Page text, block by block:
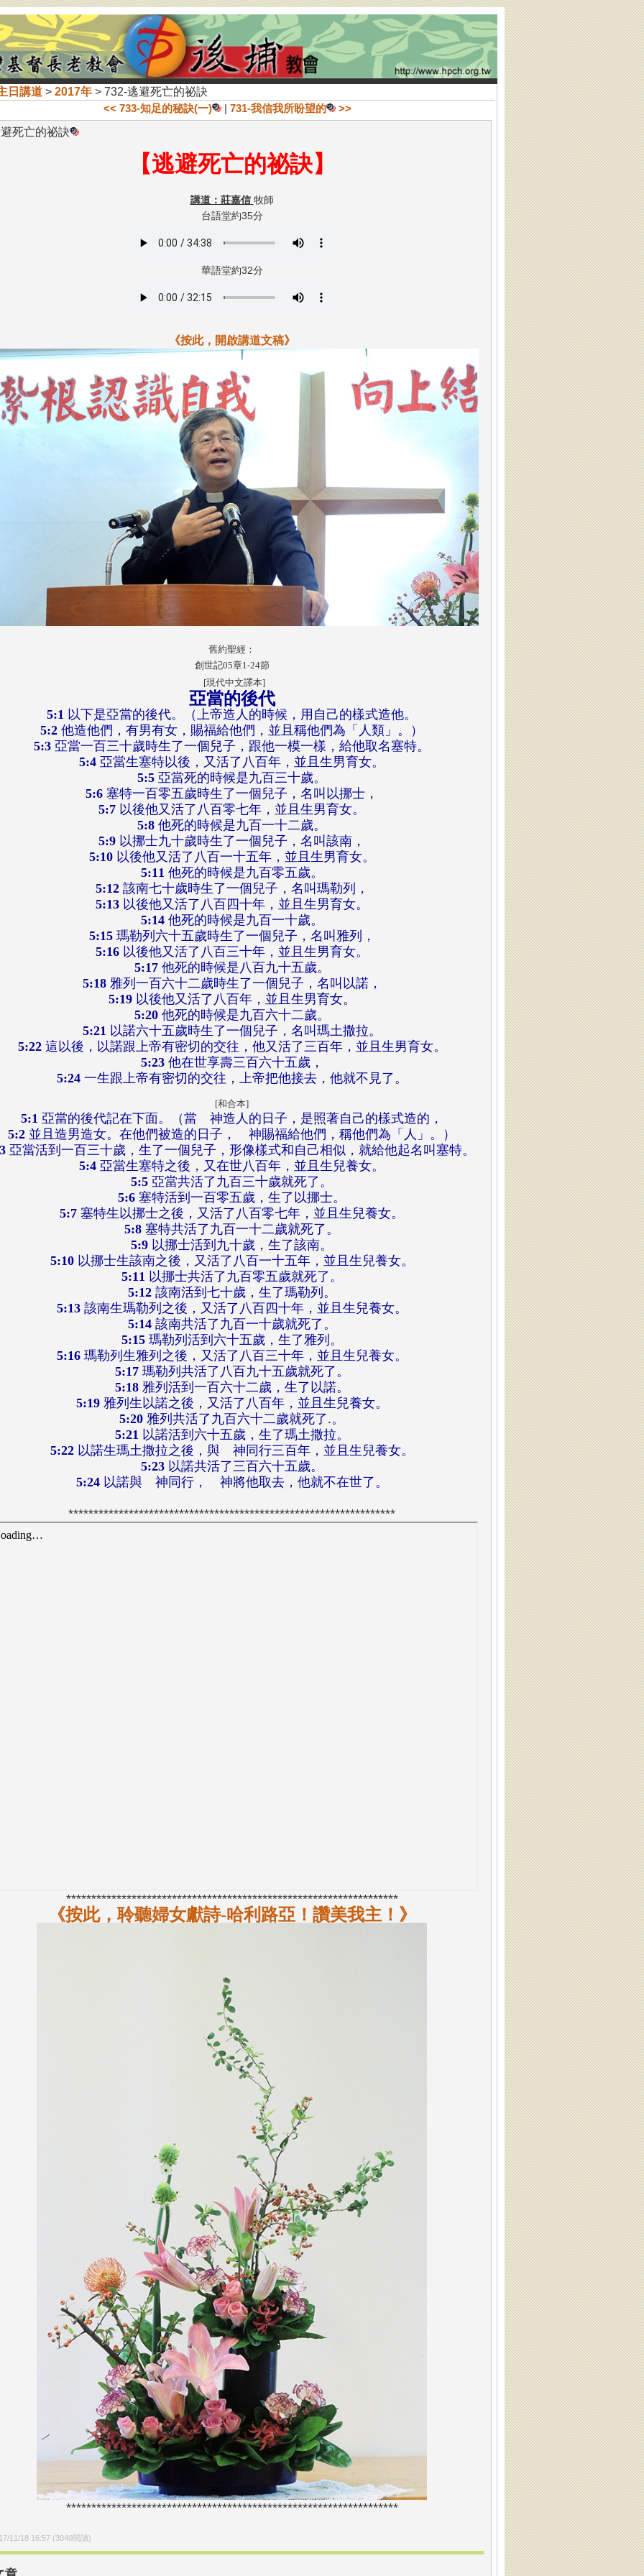
日講道> 2017年> 732-逃避死亡的祕訣
<< 733-知足的秘訣(一)
| 731-我信我所盼望的
>>
死亡的祕訣
【逃避死亡的祕訣】
講道：莊嘉信 牧師
台語堂約35分
華語堂約32分
《按此，開啟講道文稿》
舊約聖經：
創世記05章1-24節
[現代中文譯本]
亞當的後代
5:1 以下是亞當的後代。（上帝造人的時候，用自己的樣式造他。
5:2 他造他們，有男有女，賜福給他們，並且稱他們為「人類」。）
5:3 亞當一百三十歲時生了一個兒子，跟他一模一樣，給他取名塞特。
5:4 亞當生塞特以後，又活了八百年，並且生男育女。
5:5 亞當死的時候是九百三十歲。
5:6 塞特一百零五歲時生了一個兒子，名叫以挪士，
5:7 以後他又活了八百零七年，並且生男育女。
5:8 他死的時候是九百一十二歲。
5:9 以挪士九十歲時生了一個兒子，名叫該南，
5:10以後他又活了八百一十五年，並且生男育女。
5:11 他死的時候是九百零五歲。
5:12該南七十歲時生了一個兒子，名叫瑪勒列，
5:13以後他又活了八百四十年，並且生男育女。
5:14他死的時候是九百一十歲。
5:15瑪勒列六十五歲時生了一個兒子，名叫雅列，
5:16以後他又活了八百三十年，並且生男育女。
5:17他死的時候是八百九十五歲。
5:18雅列一百六十二歲時生了一個兒子，名叫以諾，
5:19以後他又活了八百年，並且生男育女。
5:20他死的時候是九百六十二歲。
5:21 以諾六十五歲時生了一個兒子，名叫瑪土撒拉。
5:22這以後，以諾跟上帝有密切的交往，他又活了三百年，並且生男育女。
5:23他在世享壽三百六十五歲，
5:24一生跟上帝有密切的交往，上帝把他接去，他就不見了。
[和合本]
5:1 亞當的後代記在下面。（當 神造人的日子，是照著自己的樣式造的，
5:2 並且造男造女。在他們被造的日子， 神賜福給他們，稱他們為「人」。）
亞當活到一百三十歲，生了一個兒子，形像樣式和自己相似，就給他起名叫塞特。
5:4 亞當生塞特之後，又在世八百年，並且生兒養女。
5:5 亞當共活了九百三十歲就死了。
5:6 塞特活到一百零五歲，生了以挪士。
5:7 塞特生以挪士之後，又活了八百零七年，並且生兒養女。
5:8 塞特共活了九百一十二歲就死了。
5:9 以挪士活到九十歲，生了該南。
5:10以挪士生該南之後，又活了八百一十五年，並且生兒養女。
5:11 以挪士共活了九百零五歲就死了。
5:12該南活到七十歲，生了瑪勒列。
5:13該南生瑪勒列之後，又活了八百四十年，並且生兒養女。
5:14該南共活了九百一十歲就死了。
5:15瑪勒列活到六十五歲，生了雅列。
5:16瑪勒列生雅列之後，又活了八百三十年，並且生兒養女。
5:17瑪勒列共活了八百九十五歲就死了。
5:18雅列活到一百六十二歲，生了以諾。
5:19雅列生以諾之後，又活了八百年，並且生兒養女。
5:20 雅列共活了九百六十二歲就死了.。
5:21 以諾活到六十五歲，生了瑪土撒拉。
5:22以諾生瑪土撒拉之後，與 神同行三百年，並且生兒養女。
5:23以諾共活了三百六十五歲。
5:24以諾與 神同行， 神將他取去，他就不在世了。
*****************************************************************
******************************************************************
《按此，聆聽婦女獻詩-哈利路亞！讚美我主！》
******************************************************************
11/18 16:57(3040閱讀)